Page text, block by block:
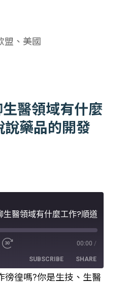
盟 、 美國
醫領域有什麼
說藥品的開發
00:00 /
SUBSCRIBE SHARE
徬徨嗎?你是生技、生醫